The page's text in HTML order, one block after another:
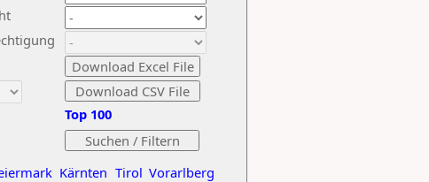
Kärnten Tirol Vorarlberg
Top 100